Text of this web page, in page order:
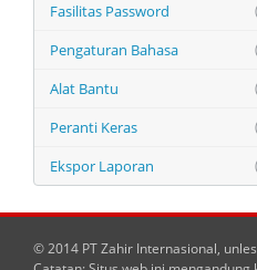
Fasilitas Password
Pengaturan Bahasa
Alat Bantu
Peranti Keras
Ekspor Laporan
© 2014 PT Zahir Internasional,